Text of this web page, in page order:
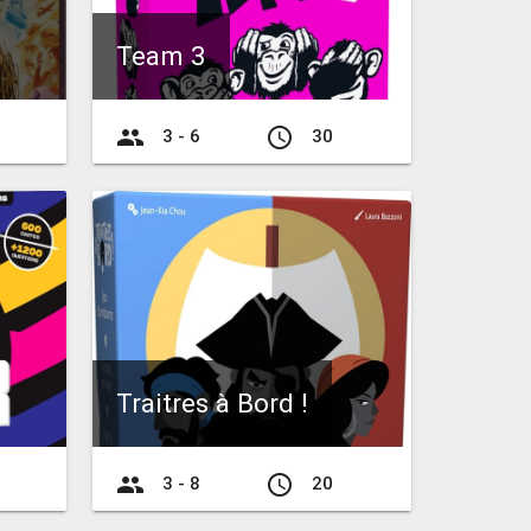
Team 3
group 3 - 6 access_time 30
Traitres à Bord !
group 3 - 8 access_time 20